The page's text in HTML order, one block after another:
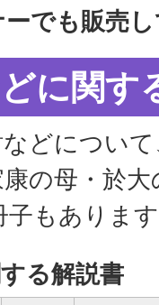
でも販売
に関す
どについ
の母・於
子もありま
る解説書